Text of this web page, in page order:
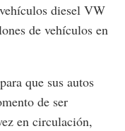
diesel VW
de vehículos en
que sus autos
de ser
en circulación,